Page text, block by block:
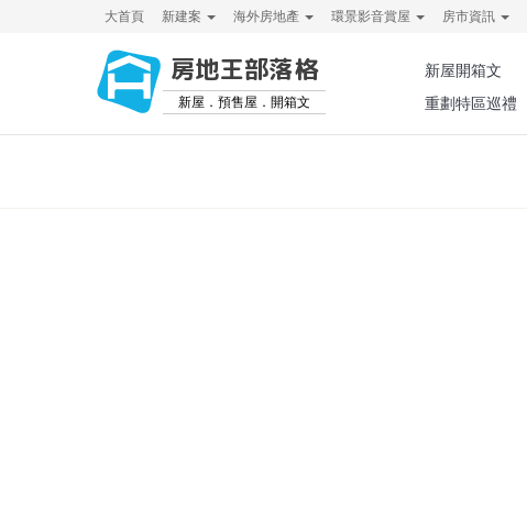
大首頁 新建案 海外房地產 環景影音賞屋 房市資訊
房地王部落格
新屋．預售屋．開箱文
新屋開箱文
重劃特區巡禮